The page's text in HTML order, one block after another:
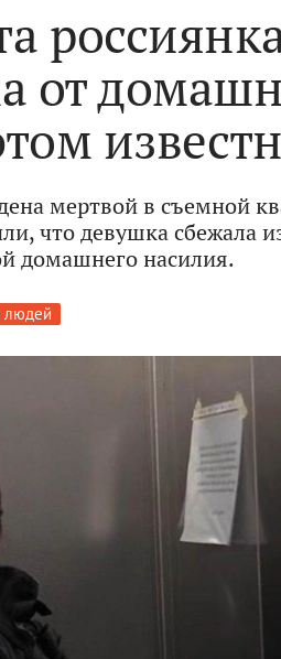
от
мертвой в съемной
что девушка сбежала
домашнего насилия.
людей